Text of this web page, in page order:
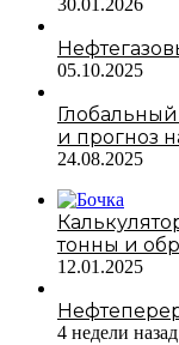
30.01.2026
05.10.2025
и прогноз
24.08.2025
тонны и
12.01.2025
4 недели назад